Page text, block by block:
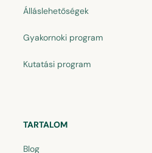
Álláslehetőségek
Gyakornoki program
Kutatási program
TARTALOM
Blog